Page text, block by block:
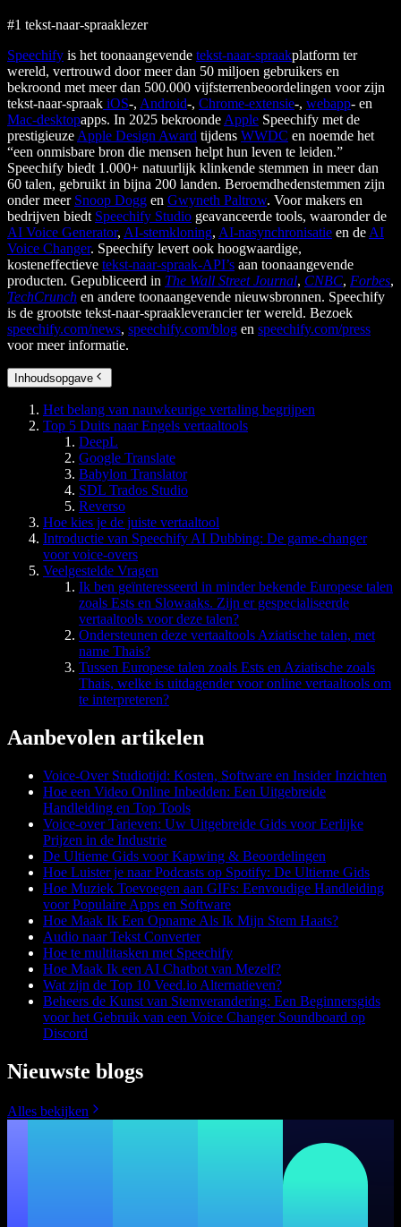
#1 tekst-naar-spraaklezer
Speechify is het toonaangevende tekst-naar-spraakplatform ter
wereld, vertrouwd door meer dan 50 miljoen gebruikers en
bekroond met meer dan 500.000 vijfsterrenbeoordelingen voor zijn
tekst-naar-spraak iOS-, Android-, Chrome-extensie-, webapp- en
Mac-desktopapps. In 2025 bekroonde Apple Speechify met de
prestigieuze Apple Design Award tijdens WWDC en noemde het
“een onmisbare bron die mensen helpt hun leven te leiden.”
Speechify biedt 1.000+ natuurlijk klinkende stemmen in meer dan
60 talen, gebruikt in bijna 200 landen. Beroemdhedenstemmen zijn
onder meer Snoop Dogg en Gwyneth Paltrow. Voor makers en
bedrijven biedt Speechify Studio geavanceerde tools, waaronder de
AI Voice Generator, AI-stemkloning, AI-nasynchronisatie en de AI
Voice Changer. Speechify levert ook hoogwaardige,
kosteneffectieve tekst-naar-spraak-API’s aan toonaangevende
producten. Gepubliceerd in The Wall Street Journal, CNBC, Forbes,
TechCrunch en andere toonaangevende nieuwsbronnen. Speechify
is de grootste tekst-naar-spraakleverancier ter wereld. Bezoek
speechify.com/news, speechify.com/blog en speechify.com/press
voor meer informatie.
Inhoudsopgave
Het belang van nauwkeurige vertaling begrijpen
Top 5 Duits naar Engels vertaaltools
DeepL
Google Translate
Babylon Translator
SDL Trados Studio
Reverso
Hoe kies je de juiste vertaaltool
Introductie van Speechify AI Dubbing: De game-changer
voor voice-overs
Veelgestelde Vragen
Ik ben geïnteresseerd in minder bekende Europese talen
zoals Ests en Slowaaks. Zijn er gespecialiseerde
vertaaltools voor deze talen?
Ondersteunen deze vertaaltools Aziatische talen, met
name Thais?
Tussen Europese talen zoals Ests en Aziatische zoals
Thais, welke is uitdagender voor online vertaaltools om
te interpreteren?
Aanbevolen artikelen
Voice-Over Studiotijd: Kosten, Software en Insider Inzichten
Hoe een Video Online Inbedden: Een Uitgebreide
Handleiding en Top Tools
Voice-over Tarieven: Uw Uitgebreide Gids voor Eerlijke
Prijzen in de Industrie
De Ultieme Gids voor Kapwing & Beoordelingen
Hoe Luister je naar Podcasts op Spotify: De Ultieme Gids
Hoe Muziek Toevoegen aan GIFs: Eenvoudige Handleiding
voor Populaire Apps en Software
Hoe Maak Ik Een Opname Als Ik Mijn Stem Haats?
Audio naar Tekst Converter
Hoe te multitasken met Speechify
Hoe Maak Ik een AI Chatbot van Mezelf?
Wat zijn de Top 10 Veed.io Alternatieven?
Beheers de Kunst van Stemverandering: Een Beginnersgids
voor het Gebruik van een Voice Changer Soundboard op
Discord
Nieuwste blogs
Alles bekijken